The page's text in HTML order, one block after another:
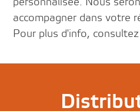
accompagner dans votre
Pour plus d'info,